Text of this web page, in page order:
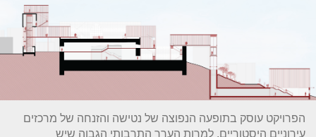
הפרויקט עוסק בתופעה הנפוצה של נטישה והזנחה של מרכזים
עירוניים היסטוריים. למרות הערך התרבותי הגבוה שיש